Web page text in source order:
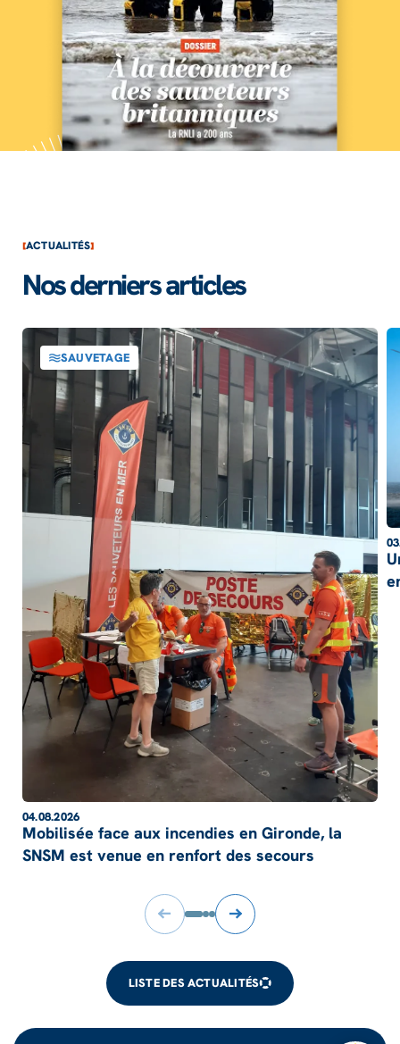
ACTUALITÉS
Nos derniers articles
LISTE DES ACTUALITÉS
SAUVETAGE
04.08.2026
Mobilisée face aux incendies en Gironde, la
SNSM est venue en renfort des secours